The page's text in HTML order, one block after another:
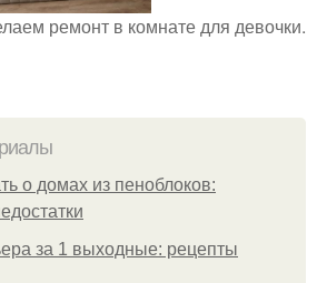
ремонт в комнате для девочки.
о домах из пеноблоков:
за 1 выходные: рецепты